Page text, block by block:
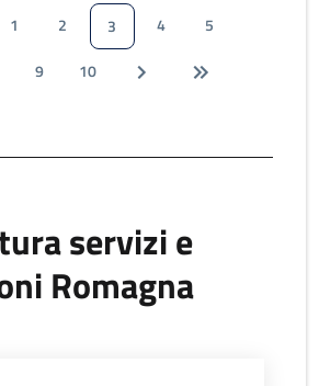
1 2 3 4
5
9 10
servizi e
Romagna